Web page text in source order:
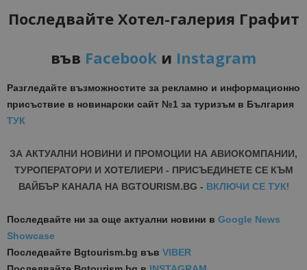
Последвайте Хотел-галерия Графит
във Facebook и Instagram
Разгледайте възможностите за рекламно и информационно
присъствие в новинарски сайт №1 за туризъм в България
ТУК
ЗА АКТУАЛНИ НОВИНИ И ПРОМОЦИИ НА АВИОКОМПАНИИ,
ТУРОПЕРАТОРИ И ХОТЕЛИЕРИ - ПРИСЪЕДИНЕТЕ СЕ КЪМ
ВАЙБЪР КАНАЛА НА BGTOURISM.BG - ВКЛЮЧИ СЕ ТУК!
Последвайте ни за още актуални новини в Google News
Showcase
Последвайте Bgtourism.bg във VIBER